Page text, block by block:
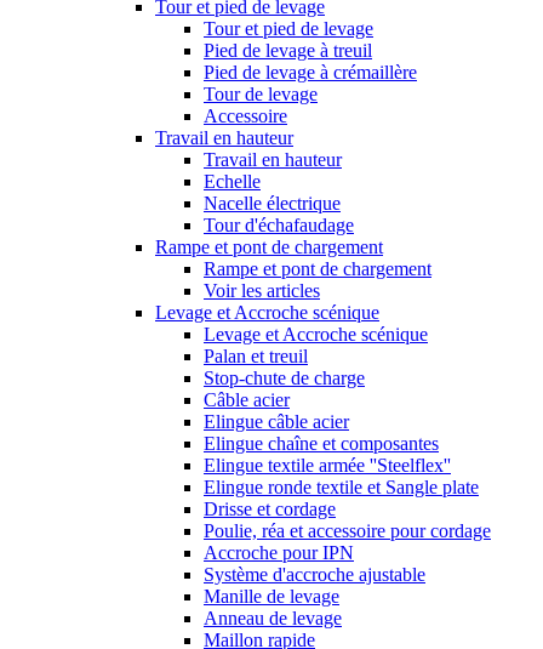
Tour et pied de levage
Tour et pied de levage
Pied de levage à treuil
Pied de levage à crémaillère
Tour de levage
Accessoire
Travail en hauteur
Travail en hauteur
Echelle
Nacelle électrique
Tour d'échafaudage
Rampe et pont de chargement
Rampe et pont de chargement
Voir les articles
Levage et Accroche scénique
Levage et Accroche scénique
Palan et treuil
Stop-chute de charge
Câble acier
Elingue câble acier
Elingue chaîne et composantes
Elingue textile armée ''Steelflex''
Elingue ronde textile et Sangle plate
Drisse et cordage
Poulie, réa et accessoire pour cordage
Accroche pour IPN
Système d'accroche ajustable
Manille de levage
Anneau de levage
Maillon rapide